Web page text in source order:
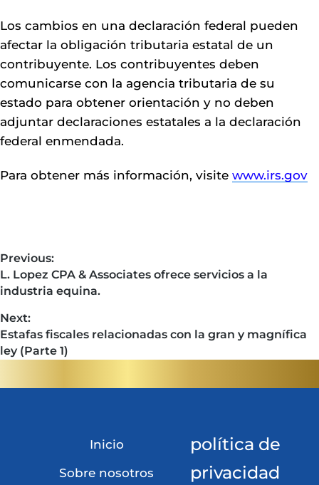
Los cambios en una declaración federal pueden
afectar la obligación tributaria estatal de un
contribuyente. Los contribuyentes deben
comunicarse con la agencia tributaria de su
estado para obtener orientación y no deben
adjuntar declaraciones estatales a la declaración
federal enmendada.
Para obtener más información, visite www.irs.gov
Previous:
L. Lopez CPA & Associates ofrece servicios a la
industria equina.
Next:
Estafas fiscales relacionadas con la gran y magnífica
ley (Parte 1)
Inicio
Sobre nosotros
política de
privacidad